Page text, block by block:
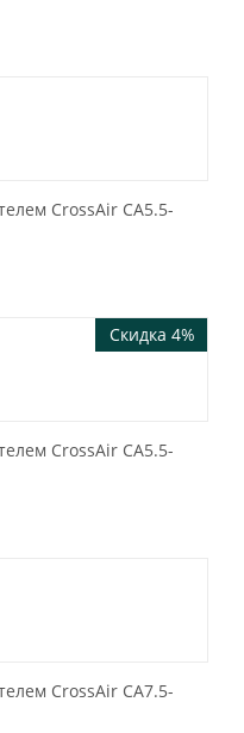
CrossAir CA5.5-
Скидка 4%
CrossAir CA5.5-
CrossAir CA7.5-